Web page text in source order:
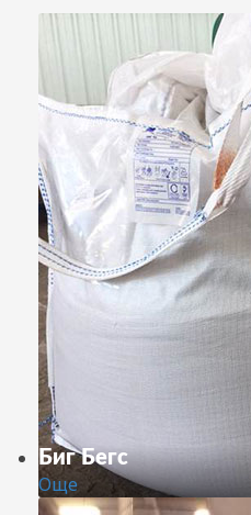
Биг Бегс
Още